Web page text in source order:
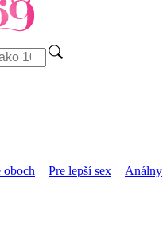
oboch Pre lepší sex Análny